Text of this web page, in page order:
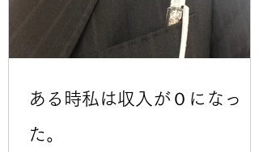
ある時私は収入が０になっ
た。